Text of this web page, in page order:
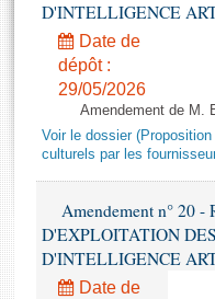
Amendements
Textes adoptés
Rapports d'information
Rapports d'enquête
Rapports législatifs
Baromètre de
Dossiers législatifs
Juniors
Anciennes
Liens vers les sites
Photos libres de
D'INTELLIGENCE
Date de
dépôt :
29/05/2026
Amendement de M.
Voir le dossier
culturels par les
Amendement n° 20
D'EXPLOITATION
D'INTELLIGENCE
Date de